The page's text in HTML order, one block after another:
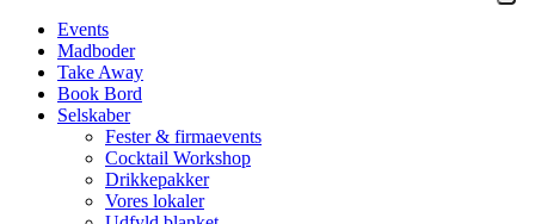
Events
Madboder
Take Away
Book Bord
Selskaber
Fester & firmaevents
Cocktail Workshop
Drikkepakker
Vores lokaler